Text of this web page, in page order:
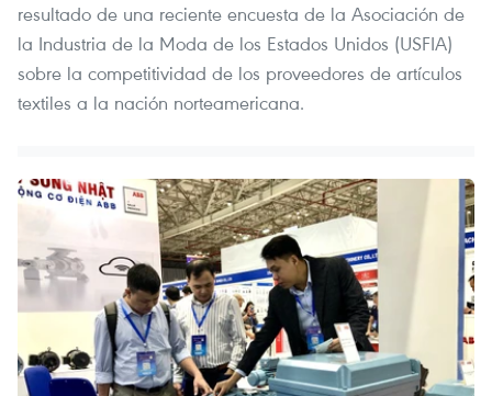
resultado de una reciente encuesta de la Asociación de
la Industria de la Moda de los Estados Unidos (USFIA)
sobre la competitividad de los proveedores de artículos
textiles a la nación norteamericana.